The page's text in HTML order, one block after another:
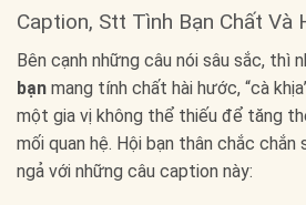
Caption, Stt Tình Bạn Chất Và
Bên cạnh những câu nói sâu sắc, thì
bạn mang tính chất hài hước, “cà
một gia vị không thể thiếu để tăng
mối quan hệ. Hội bạn thân chắc
ngả với những câu caption này: